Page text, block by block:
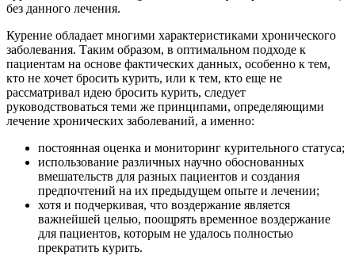
без данного лечения.
Курение обладает многими характеристиками хронического
заболевания. Таким образом, в оптимальном подходе к
пациентам на основе фактических данных, особенно к тем,
кто не хочет бросить курить, или к тем, кто еще не
рассматривал идею бросить курить, следует
руководствоваться теми же принципами, определяющими
лечение хронических заболеваний, а именно:
постоянная оценка и мониторинг курительного статуса;
использование различных научно обоснованных
вмешательств для разных пациентов и создания
предпочтений на их предыдущем опыте и лечении;
хотя и подчеркивая, что воздержание является
важнейшей целью, поощрять временное воздержание
для пациентов, которым не удалось полностью
прекратить курить.